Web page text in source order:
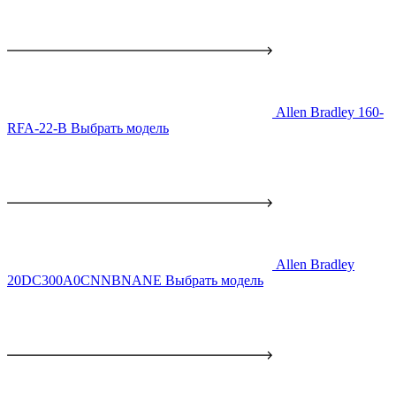
Allen Bradley 160-
RFA-22-B Выбрать модель
Allen Bradley
20DC300A0CNNBNANE Выбрать модель